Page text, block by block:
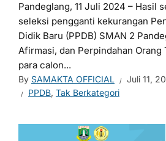
Pandeglang, 11 Juli 2024 – Hasil
seleksi pengganti kekurangan
Didik Baru (PPDB) SMAN 2
Afirmasi, dan Perpindahan Orang
para calon...
By SAMAKTA OFFICIAL
Juli 11,
PPDB, Tak Berkategori